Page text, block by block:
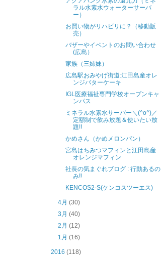
ラル水素水ウォーターサーバ
ー）
お買い物がリハビリに？（移動販
売）
バザーやイベントのお問い合わせ
(広島）
家族（三姉妹）
広島駅おみやげ街道:江田島産オレ
ンジバターケーキ
IGL医療福祉専門学校オープンキャ
ンパス
ミネラル水素水サーバー＼(^o^)／
定額制で飲み放題＆使いたい放
題!!
かめさん（かめメロンパン）
宮島はちみつマフィンと江田島産
オレンジマフィン
社長の気まぐれブログ : 行動あるの
み‼️
KENCOS2-S(ケンコスツーエス)
4月 (30)
3月 (40)
2月 (12)
1月 (16)
2016 (118)